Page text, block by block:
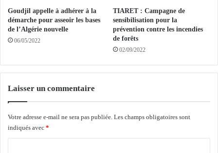
q
u
'
l
r
i
e
Goudjil appelle à adhérer à la
démarche pour asseoir les bases
de l’Algérie nouvelle
06/05/2022
TIARET : Campagne de
sensibilisation pour la
prévention contre les incendies
de forêts
02/09/2022
Laisser un commentaire
Votre adresse e-mail ne sera pas publiée. Les champs obligatoires sont
indiqués avec *